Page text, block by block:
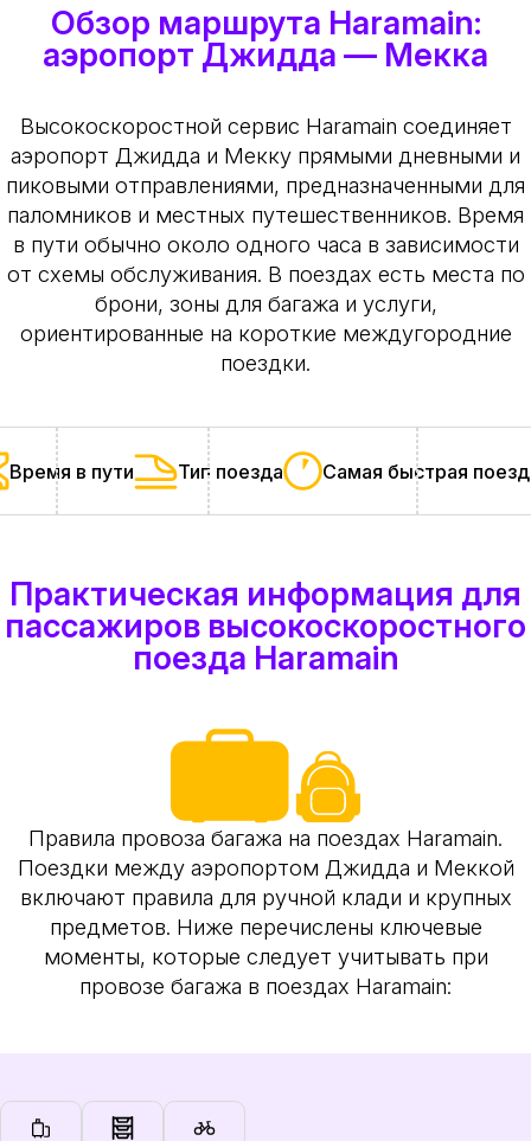
Обзор маршрута Haramain:
аэропорт Джидда — Мекка
Высокоскоростной сервис Haramain соединяет
аэропорт Джидда и Мекку прямыми дневными и
пиковыми отправлениями, предназначенными для
паломников и местных путешественников. Время
в пути обычно около одного часа в зависимости
от схемы обслуживания. В поездах есть места по
брони, зоны для багажа и услуги,
ориентированные на короткие междугородние
поездки.
Время в пути Тип поезда Самая быстрая
Практическая информация для
пассажиров высокоскоростного
поезда Haramain
Правила провоза багажа на поездах Haramain.
Поездки между аэропортом Джидда и Меккой
включают правила для ручной клади и крупных
предметов. Ниже перечислены ключевые
моменты, которые следует учитывать при
провозе багажа в поездах Haramain: